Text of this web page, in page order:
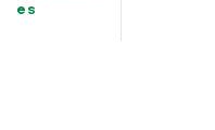
es